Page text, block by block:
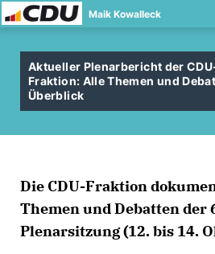
Maik Kowalleck
Aktueller Plenarbericht der
Fraktion: Alle Themen und
Überblick
Die CDU-Fraktion
Themen und Debatten der
Plenarsitzung (12. bis 14.